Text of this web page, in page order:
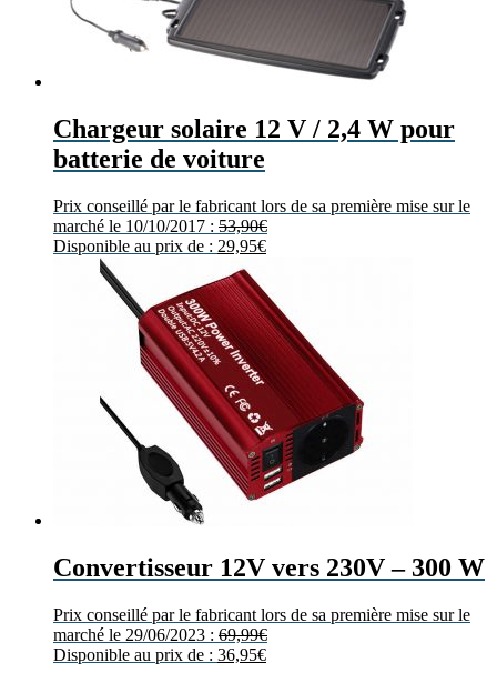
Chargeur solaire 12 V / 2,4 W pour
batterie de voiture
Prix conseillé par le fabricant lors de sa première mise sur le
marché le 10/10/2017 : 53,90€
Disponible au prix de : 29,95€
Convertisseur 12V vers 230V – 300 W
Prix conseillé par le fabricant lors de sa première mise sur le
marché le 29/06/2023 : 69,99€
Disponible au prix de : 36,95€